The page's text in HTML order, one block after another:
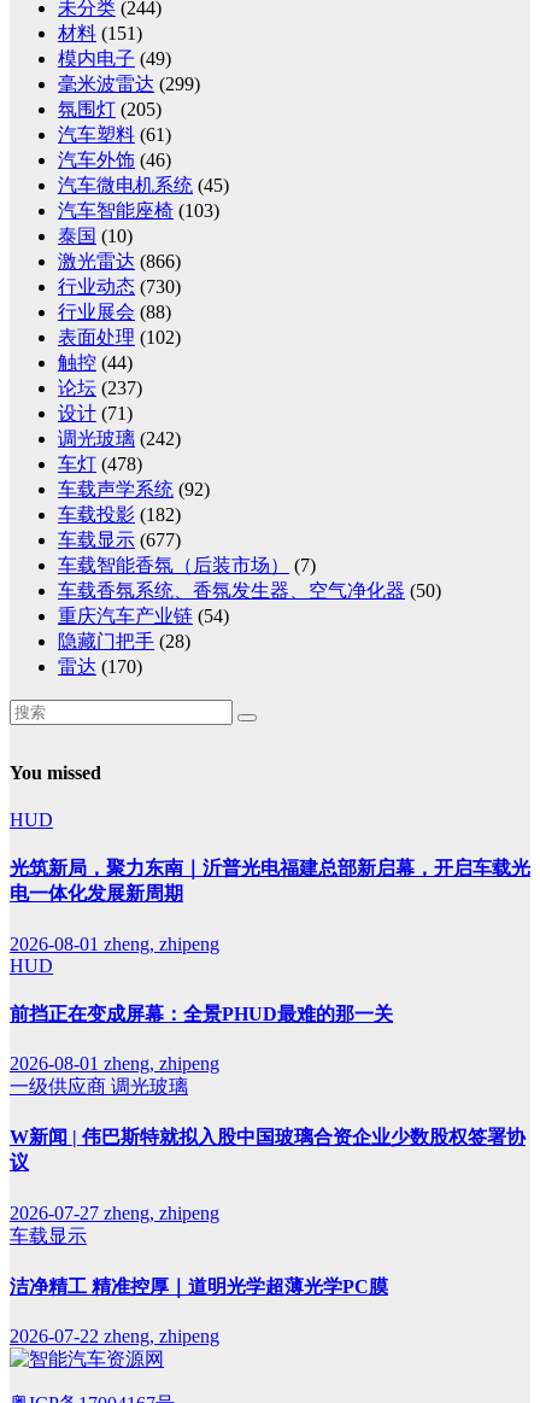
未分类 (244)
材料 (151)
模内电子 (49)
毫米波雷达 (299)
氛围灯 (205)
汽车塑料 (61)
汽车外饰 (46)
汽车微电机系统 (45)
汽车智能座椅 (103)
泰国 (10)
激光雷达 (866)
行业动态 (730)
行业展会 (88)
表面处理 (102)
触控 (44)
论坛 (237)
设计 (71)
调光玻璃 (242)
车灯 (478)
车载声学系统 (92)
车载投影 (182)
车载显示 (677)
车载智能香氛（后装市场）
(7)
车载香氛系统、香氛发生器、空气净化器 (50)
重庆汽车产业链 (54)
隐藏门把手 (28)
雷达 (170)
You missed
HUD
光筑新局，聚力东南｜沂普光电福建总部新启幕，开启车载光
电一体化发展新周期
2026-08-01 zheng, zhipeng
HUD
前挡正在变成屏幕：全景PHUD最难的那一关
2026-08-01 zheng, zhipeng
一级供应商 调光玻璃
W新闻 | 伟巴斯特就拟入股中国玻璃合资企业少数股权签署协
议
2026-07-27 zheng, zhipeng
车载显示
洁净精工 精准控厚｜道明光学超薄光学PC膜
2026-07-22 zheng, zhipeng